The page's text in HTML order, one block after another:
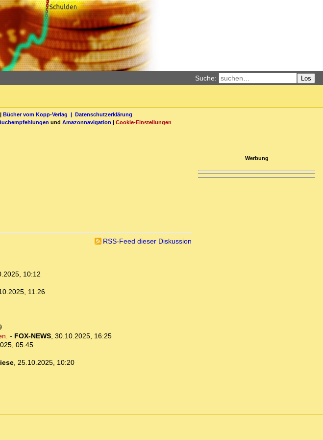
Suche: Los
Bücher vom Kopp-Verlag | Datenschutzerklärung
und Amazonnavigation | Cookie-Einstellungen
RSS-Feed dieser Diskussion
10:12
11:26
- FOX-NEWS, 30.10.2025, 16:25
05:45
, 25.10.2025, 10:20
Werbung